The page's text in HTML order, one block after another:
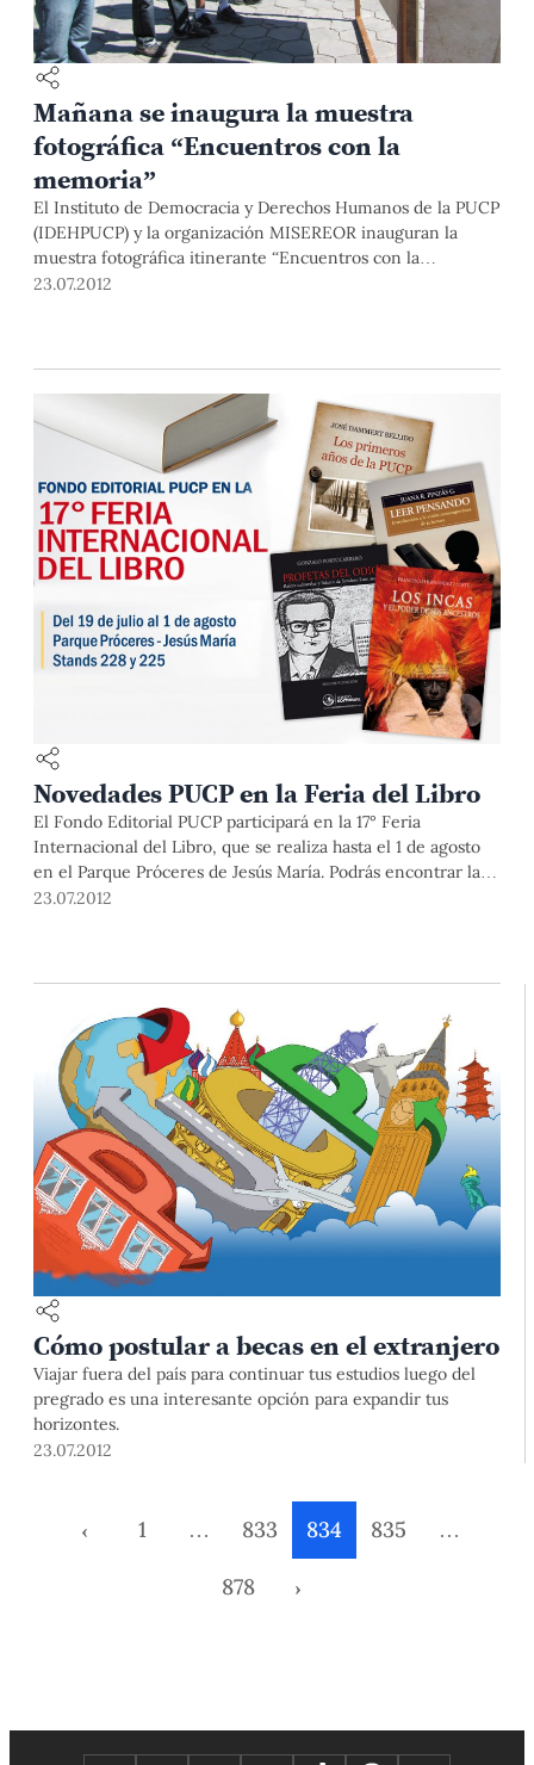
Mañana se inaugura la muestra
fotográfica “Encuentros con la
memoria”
El Instituto de Democracia y Derechos Humanos de la PUCP
(IDEHPUCP) y la organización MISEREOR inauguran la
muestra fotográfica itinerante “Encuentros con la
memoria”, este martes 24 a las 10:30 a.m. en el Parque de la
23.07.2012
Novedades PUCP en la Feria del Libro
El Fondo Editorial PUCP participará en la 17° Feria
Internacional del Libro, que se realiza hasta el 1 de agosto
en el Parque Próceres de Jesús María. Podrás encontrar las
publicaciones de la PUCP en los stands 228 y 225.
23.07.2012
Cómo postular a becas en el extranjero
Viajar fuera del país para continuar tus estudios luego del
pregrado es una interesante opción para expandir tus
horizontes.
23.07.2012
‹ 1 … 833 834 835 …
878 ›